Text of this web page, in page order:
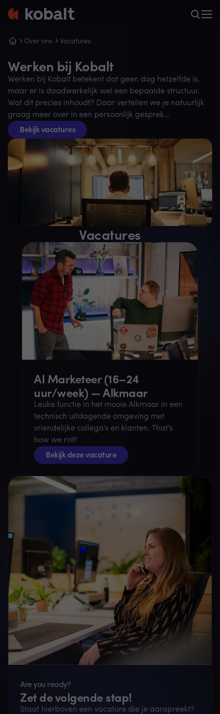
Over ons Vacatures
Werken bij Kobalt
Werken bij Kobalt betekent dat geen dag hetzelfde is,
maar er is daadwerkelijk wel een bepaalde structuur.
Wat dit precies inhoudt? Daar vertellen we je natuurlijk
graag meer over in een persoonlijk gesprek...
Bekijk vacatures
Vacatures
AI Marketeer (16–24
uur/week) — Alkmaar
Leuke functie in het mooie Alkmaar in een
technisch uitdagende omgeving met
vriendelijke collega's en klanten. That's
how we roll!
Bekijk deze vacature
Are you ready?
Zet de volgende stap!
Staat hierboven een vacature die je aanspreekt?